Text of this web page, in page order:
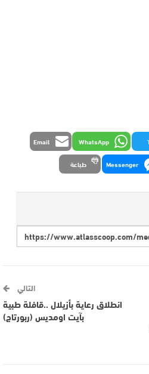
WhatsApp
Email
Messenger طباعة
التالي
انطلاق رعاية بأزيلال ..قافلة طبية
بآيت اومديس (ربورتاج)